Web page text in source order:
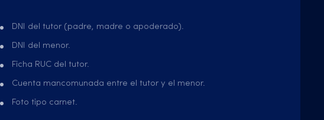
DNI del tutor (padre, madre o apoderado).
DNI del menor.
Ficha RUC del tutor.
Cuenta mancomunada entre el tutor y el menor.
Foto tipo carnet.